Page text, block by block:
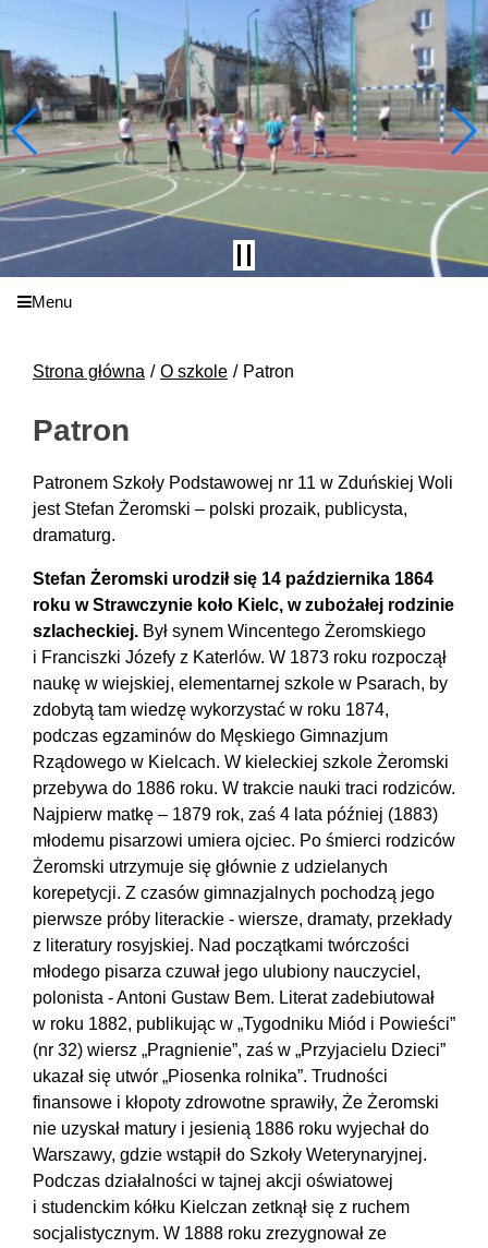
Menu
Strona główna O szkole Patron
Patron
Patronem Szkoły Podstawowej nr 11 w Zduńskiej Woli
jest Stefan Żeromski – polski prozaik, publicysta,
dramaturg.
Stefan Żeromski urodził się 14 października 1864
roku w Strawczynie koło Kielc, w zubożałej rodzinie
szlacheckiej. Był synem Wincentego Żeromskiego
i Franciszki Józefy z Katerlów. W 1873 roku rozpoczął
naukę w wiejskiej, elementarnej szkole w Psarach, by
zdobytą tam wiedzę wykorzystać w roku 1874,
podczas egzaminów do Męskiego Gimnazjum
Rządowego w Kielcach. W kieleckiej szkole Żeromski
przebywa do 1886 roku. W trakcie nauki traci rodziców.
Najpierw matkę – 1879 rok, zaś 4 lata później (1883)
młodemu pisarzowi umiera ojciec. Po śmierci rodziców
Żeromski utrzymuje się głównie z udzielanych
korepetycji. Z czasów gimnazjalnych pochodzą jego
pierwsze próby literackie - wiersze, dramaty, przekłady
z literatury rosyjskiej. Nad początkami twórczości
młodego pisarza czuwał jego ulubiony nauczyciel,
polonista - Antoni Gustaw Bem. Literat zadebiutował
w roku 1882, publikując w „Tygodniku Miód i Powieści”
(nr 32) wiersz „Pragnienie”, zaś w „Przyjacielu Dzieci”
ukazał się utwór „Piosenka rolnika”. Trudności
finansowe i kłopoty zdrowotne sprawiły, Że Żeromski
nie uzyskał matury i jesienią 1886 roku wyjechał do
Warszawy, gdzie wstąpił do Szkoły Weterynaryjnej.
Podczas działalności w tajnej akcji oświatowej
i studenckim kółku Kielczan zetknął się z ruchem
socjalistycznym. W 1888 roku zrezygnował ze